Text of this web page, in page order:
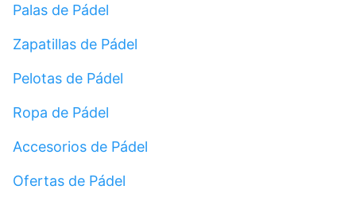
Palas de Pádel
Zapatillas de Pádel
Pelotas de Pádel
Ropa de Pádel
Accesorios de Pádel
Ofertas de Pádel